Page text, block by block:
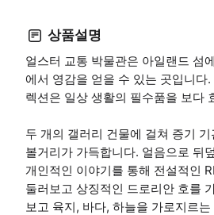
상품설명
얼스터 교통 박물관은 아일랜드 섬
에서 영감을 얻을 수 있는 곳입니다
렉션은 일상 생활의 필수품을 보다
두 개의 갤러리 건물에 걸쳐 증기
볼거리가 가득합니다. 얼음으로 뒤
개인적인 이야기를 통해 전설적인
둘러보고 상징적인 드로리안 호를
보고 육지, 바다, 하늘을 가로지르